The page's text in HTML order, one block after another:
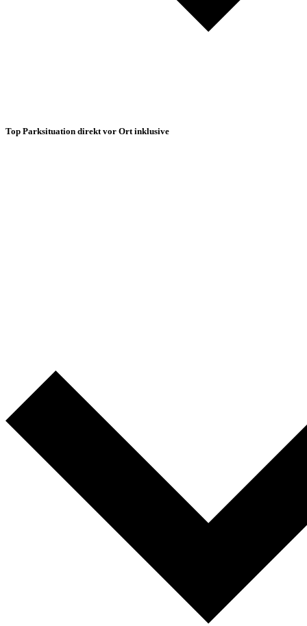
Top Parksituation direkt vor Ort inklusive